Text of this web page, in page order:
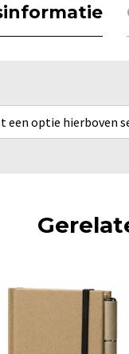
een optie hierboven